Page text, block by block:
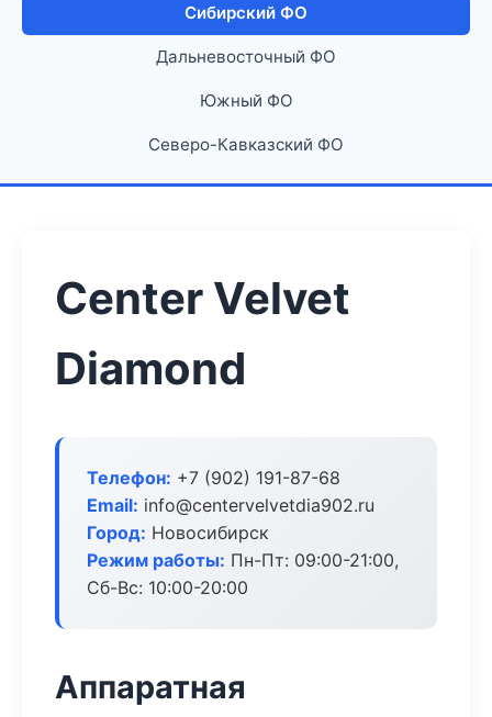
Сибирский ФО
Дальневосточный ФО
Южный ФО
Северо-Кавказский ФО
Center Velvet
Diamond
Телефон: +7 (902) 191-87-68
Email: info@centervelvetdia902.ru
Город: Новосибирск
Режим работы: Пн-Пт: 09:00-21:00,
Сб-Вс: 10:00-20:00
Аппаратная